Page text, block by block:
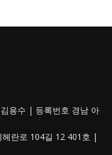
용수 | 등록번호 경남 아
헤란로 104길 12 401호 |